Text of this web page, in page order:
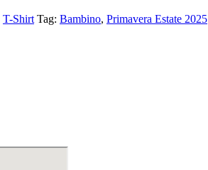
T-Shirt Tag: Bambino, Primavera Estate 2025